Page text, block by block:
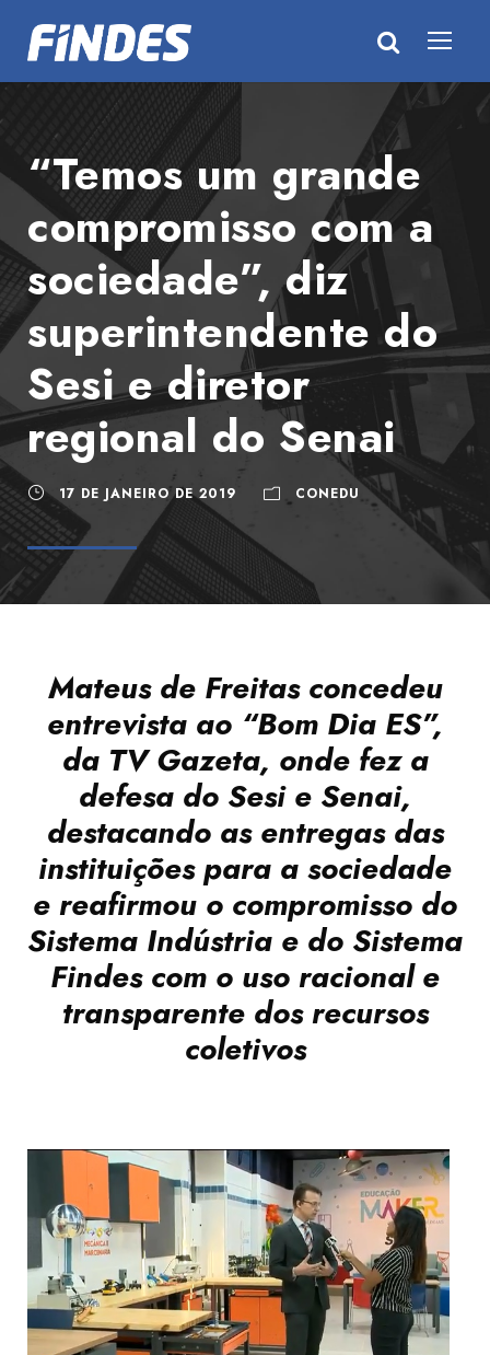
“Temos um grande
compromisso com a
sociedade”, diz
superintendente do
Sesi e diretor
regional do Senai
17 DE JANEIRO DE 2019 CONEDU
Mateus de Freitas concedeu
entrevista ao “Bom Dia ES”,
da TV Gazeta, onde fez a
defesa do Sesi e Senai,
destacando as entregas das
instituições para a sociedade
e reafirmou o compromisso do
Sistema Indústria e do Sistema
Findes com o uso racional e
transparente dos recursos
coletivos